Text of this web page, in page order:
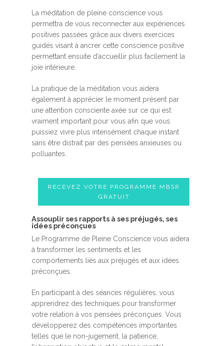
La méditation de pleine conscience vous
permettra de vous reconnecter aux expériences
positives passées grâce aux divers exercices
guidés visant à ancrer cette conscience positive
permettant ensuite d’accueillir plus facilement la
joie intérieure.
La pratique de la méditation vous aidera
également à apprécier le moment présent par
une attention consciente axée sur ce qui est
vraiment important pour vous afin que vous
puissiez vivre plus intensément chaque instant
sans être distrait par des pensées anxieuses ou
polluantes.
RECEVEZ VOTRE PROGRAMME MBSR
GRATUIT
Assouplir ses rapports à ses préjugés, ses
idées préconçues
Le Programme de Pleine Conscience vous aidera
à transformer les sentiments et les
comportements liés aux préjugés et aux idées
préconçues.
En participant à des séances régulières, vous
apprendrez des techniques pour transformer
votre relation à vos pensées préconçues. Vous
développerez des compétences importantes
telles que le non-jugement, la patience,